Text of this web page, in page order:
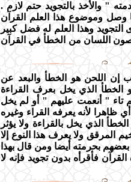
" والأخذ بالتجويد حتم لازم .
وصل وموضوع هذا العلم القرآن
وهذا العلم له فضل كبير
صون اللسان من الخطأ في القرآن
إن اللحن هو الخطأ والبعد عن
الذي يخل بعرف القراءة
" أنعمت عليهم " أو لم يخل
ظاهرا لأنه يعرفه القراء وغيره
الذي يخل بالقراءة ولا يؤثر
المرقق ولا يعرف هذا النوع إلا
بحرمته أيضا ومن قال بهذا
فأقرأه بدون تجويد فإنه لا